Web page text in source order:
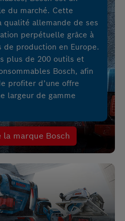
du marché. Cette
qualité allemande de ses
perpétuelle grâce à
de production en Europe.
plus de 200 outils et
Bosch, afin
profiter d’une offre
largeur de gamme
marque Bosch